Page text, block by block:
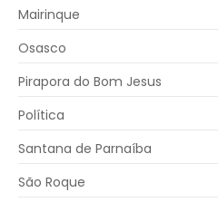
Mairinque
Osasco
Pirapora do Bom Jesus
Política
Santana de Parnaíba
São Roque